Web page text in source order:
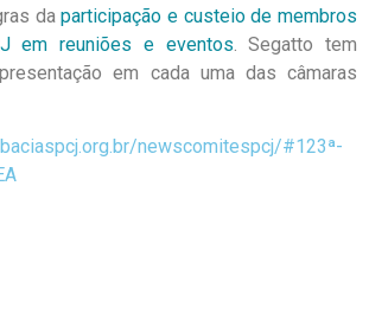
daparticipação e custeio de membros
em reuniões e eventos. Segatto tem
em cada uma das câmaras
newscomitespcj/#123ª-